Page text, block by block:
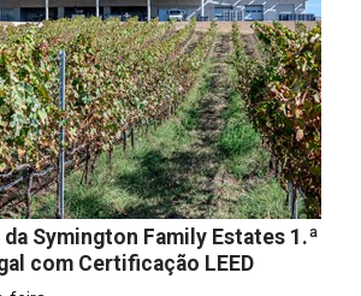
Symington Family Estates 1.ª
com Certificação LEED